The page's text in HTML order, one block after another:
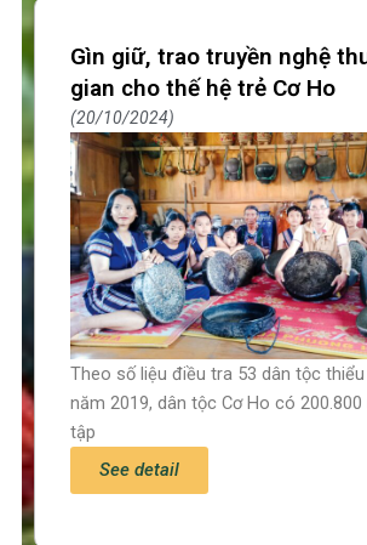
Gìn giữ, trao truyền nghệ
gian cho thế hệ trẻ Cơ Ho
20/10/2024
Theo số liệu điều tra 53 dân tộc
năm 2019, dân tộc Cơ Ho có
tập
See detail